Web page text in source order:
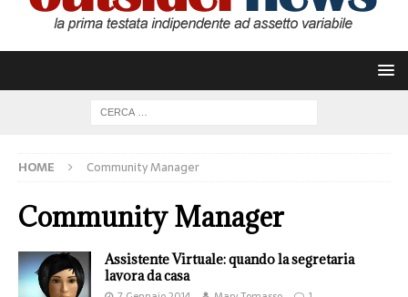
HOME Community Manager
Community Manager
Assistente Virtuale: quando la segretaria
lavora da casa